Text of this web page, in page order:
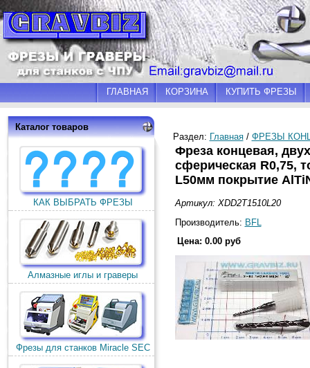
ГЛАВНАЯ КОРЗИНА КУПИТЬ ФРЕЗЫ
Каталог товаров
КАК ВЫБРАТЬ ФРЕЗЫ
Алмазные иглы и граверы
Фрезы для станков Miracle SEC
Раздел: Главная/ ФРЕЗЫ
Фреза концевая,
сферическая R0,75,
L50мм покрытие
Артикул: XDD2T1510L20
Производитель: BFL
Цена: 0.00 руб